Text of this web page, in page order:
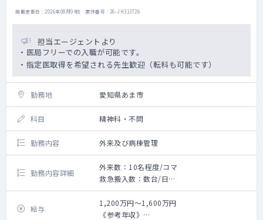
掲載更新日 : 2026年08月04日 案件番号 : 26-JH313726
担当エージェントより
・医局フリーでの入職が可能です。
・指定医取得を希望される先生歓迎（転科も可能です）
勤務地 愛知県あま市
科目 精神科・不問
勤務内容 外来及び病棟管理
勤務内容詳細
外来数：10名程度/コマ
救急搬入数：数台/日
外来：週1～2コマ
外来数：10名程度/コマ
主な疾患：統合失調症、うつ病、双極性障
給与
1,200万円～1,600万円
《参考年収》